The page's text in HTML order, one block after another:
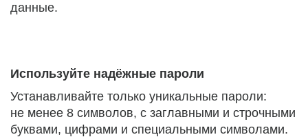
данные.
Используйте надёжные пароли
Устанавливайте только уникальные пароли:
не менее 8 символов, с заглавными и строчными
буквами, цифрами и специальными символами.